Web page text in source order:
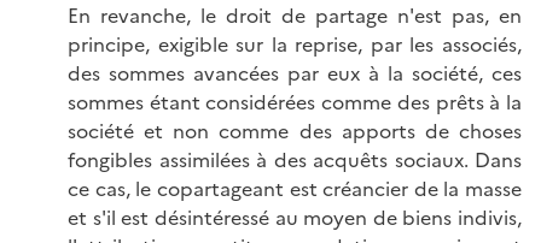
En revanche, le droit de partage n'est pas, en
principe, exigible sur la reprise, par les associés,
des sommes avancées par eux à la société, ces
sommes étant considérées comme des prêts à la
société et non comme des apports de choses
fongibles assimilées à des acquêts sociaux. Dans
ce cas, le copartageant est créancier de la masse
et s'il est désintéressé au moyen de biens indivis,